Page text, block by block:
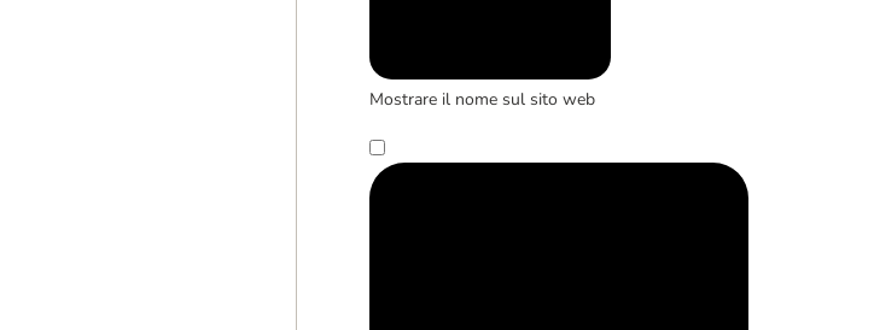
Mostrare il nome sul sito web